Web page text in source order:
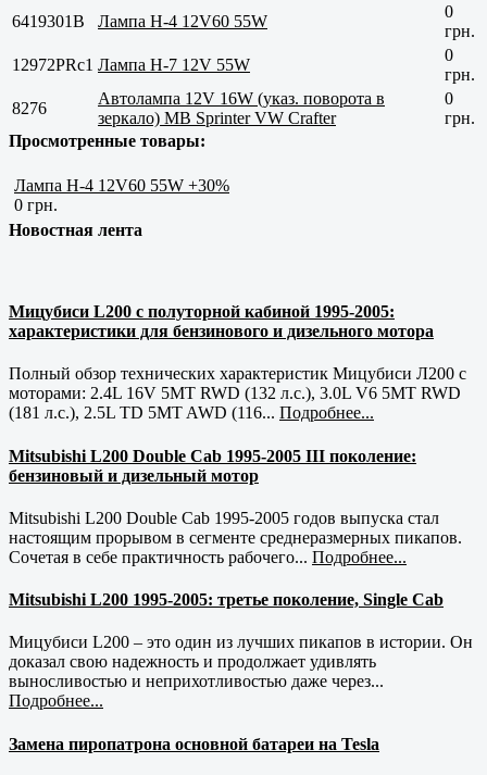
6419301B
Лампа H-4 12V60 55W
0
грн.
12972PRс1 Лампа H-7 12V 55W
0
грн.
8276
Автолампа 12V 16W (указ. поворота в
зеркало) MB Sprinter VW Crafter
0
грн.
Просмотренные товары:
Лампа H-4 12V60 55W +30%
0 грн.
Новостная лента
Мицубиси L200 с полуторной кабиной 1995-2005:
характеристики для бензинового и дизельного мотора
Полный обзор технических характеристик Мицубиси Л200 с
моторами: 2.4L 16V 5MT RWD (132 л.с.), 3.0L V6 5MT RWD
(181 л.с.), 2.5L TD 5MT AWD (116... Подробнее...
Mitsubishi L200 Double Cab 1995-2005 III поколение:
бензиновый и дизельный мотор
Mitsubishi L200 Double Cab 1995-2005 годов выпуска стал
настоящим прорывом в сегменте среднеразмерных пикапов.
Сочетая в себе практичность рабочего... Подробнее...
Mitsubishi L200 1995-2005: третье поколение, Single Cab
Мицубиси L200 – это один из лучших пикапов в истории. Он
доказал свою надежность и продолжает удивлять
выносливостью и неприхотливостью даже через...
Подробнее...
Замена пиропатрона основной батареи на Tesla